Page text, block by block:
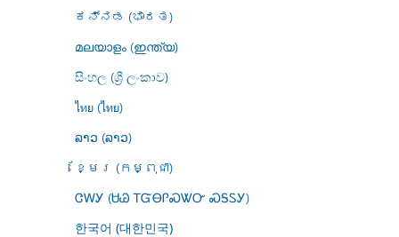
ಕನ್ನಡ (ಭಾರತ)
മലയാളം (ഇന്ത്യ)
සිංහල (ශ්‍රී ලංකාව)
ไทย (ไทย)
ລາວ (ລາວ)
ខ្មែរ (កម្ពុជា)
ᏣᎳᎩ (ᏌᏊ ᎢᏳᎾᎵᏍᏔᏅ ᏍᎦᏚᎩ)
한국어 (대한민국)